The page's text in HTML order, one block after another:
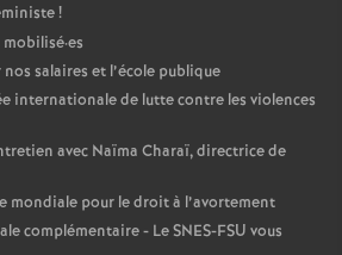
l
é
a
!
mobilisé·es
salaires et l’école publique
internationale de lutte contre les violences
avec Naïma Charaï, directrice de
mondiale pour le droit à l’avortement
complémentaire - Le SNES-FSU vous